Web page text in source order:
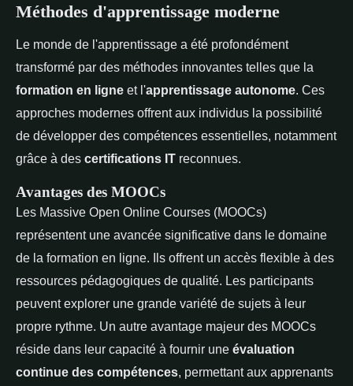
Méthodes d'apprentissage moderne
Le monde de l'apprentissage a été profondément
transformé par des méthodes innovantes telles que la
formation en ligne et l'apprentissage autonome. Ces
approches modernes offrent aux individus la possibilité
de développer des compétences essentielles, notamment
grâce à des certifications IT reconnues.
Avantages des MOOCs
Les Massive Open Online Courses (MOOCs)
représentent une avancée significative dans le domaine
de la formation en ligne. Ils offrent un accès flexible à des
ressources pédagogiques de qualité. Les participants
peuvent explorer une grande variété de sujets à leur
propre rythme. Un autre avantage majeur des MOOCs
réside dans leur capacité à fournir une évaluation
continue des compétences, permettant aux apprenants